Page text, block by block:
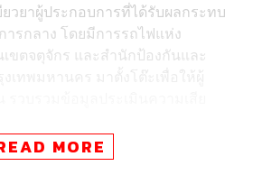
วยาผู้ประกอบการที่ได้รับผลกระทบ
รกลาง โดยมีการรถไฟแห่ง
เขตจตุจักร และสำนักป้องกันและ
ครบาล (สน.) บางซื่อ ได้ตั้งโต๊ะรับ
MORE